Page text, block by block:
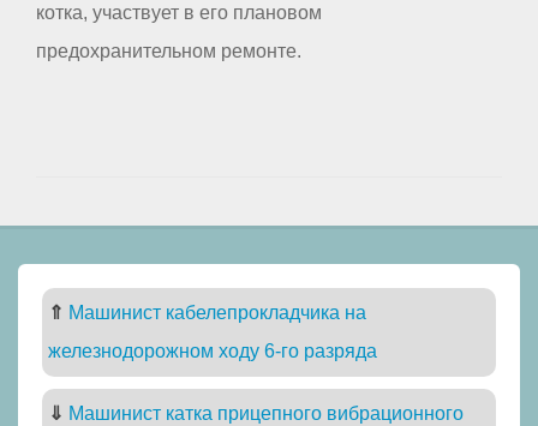
котка, участвует в его плановом
предохранительном ремонте.
⇑ Машинист кабелепрокладчика на
железнодорожном ходу 6-го разряда
⇓ Машинист катка прицепного вибрационного